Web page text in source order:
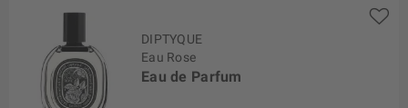
DIPTYQUE
Eau Rose
Eau de Parfum